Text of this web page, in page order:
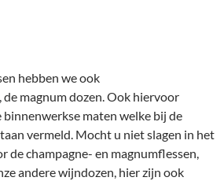
hebben we ook
, de magnum dozen. Ook hiervoor
maten welke bij de
vermeld. Mocht u niet slagen in het
de champagne- en magnumflessen,
andere wijndozen, hier zijn ook